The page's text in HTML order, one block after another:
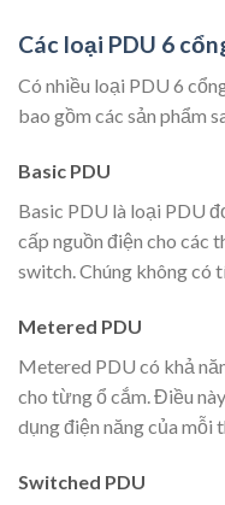
Các loại PDU 6
Có nhiều loại PDU 6
bao gồm các sản phẩm
Basic PDU
Basic PDU là loại PDU
cấp nguồn điện cho các
switch. Chúng không có
Metered PDU
Metered PDU có khả
cho từng ổ cắm. Điều
dụng điện năng của mỗi
Switched PDU